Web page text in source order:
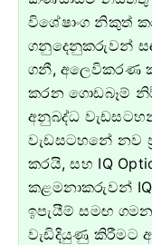
විශේෂාංග නිකුත්
ගනුදෙනුකරුවන්
ගනී, අලෙවිකරණ
කරන ගොඩබෑම්
අනුබද්ධ
වැඩසටහනේ නව
කරයි, සහ IQ
කළමනාකරුවන්
ඉපැයීම් සමඟ
වැඩිදියුණු කිරීමට